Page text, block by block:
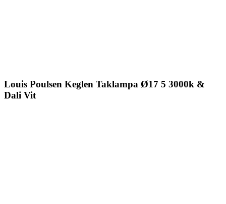
Louis Poulsen Keglen Taklampa Ø17 5 3000k &
Dali Vit